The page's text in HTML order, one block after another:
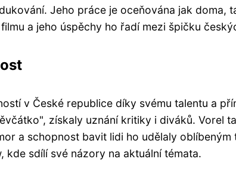
Jeho práce je oceňována jak doma,
a jeho úspěchy ho řadí mezi špičku
v České republice díky svému talentu a
získaly uznání kritiky i diváků. Vorel
a schopnost bavit lidi ho udělaly
sdílí své názory na aktuální témata.